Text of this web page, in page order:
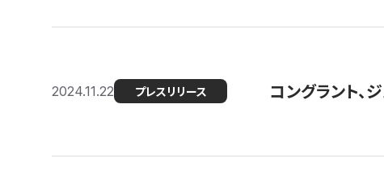
2024.11.22 プレスリリース コングラント